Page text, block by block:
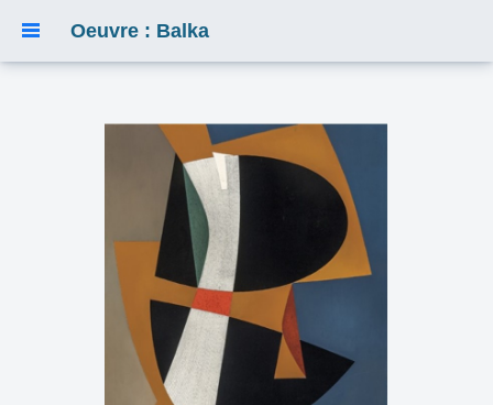
Oeuvre : Balka